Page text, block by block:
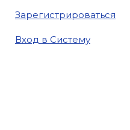
Зарегистрироваться
Вход в Систему